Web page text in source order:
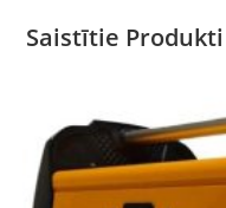
Saistītie Produkti